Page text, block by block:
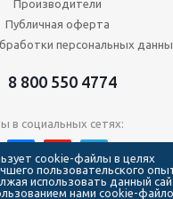
Производители
Публичная оферта
персональных
8 800 550 4774
в социальных сетях:
магазинов Forma Hockey
cookie-файлы в целях
пользовательского
использовать данный
нами cookie-